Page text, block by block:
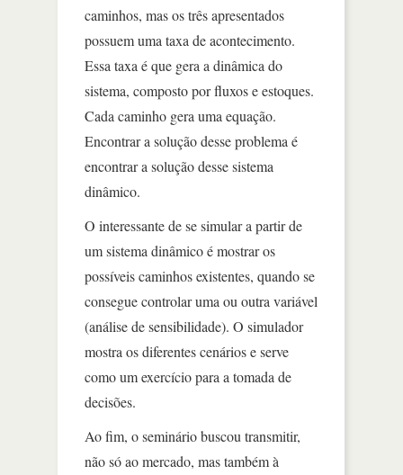
caminhos, mas os três apresentados
possuem uma taxa de acontecimento.
Essa taxa é que gera a dinâmica do
sistema, composto por fluxos e estoques.
Cada caminho gera uma equação.
Encontrar a solução desse problema é
encontrar a solução desse sistema
dinâmico.
O interessante de se simular a partir de
um sistema dinâmico é mostrar os
possíveis caminhos existentes, quando se
consegue controlar uma ou outra variável
(análise de sensibilidade). O simulador
mostra os diferentes cenários e serve
como um exercício para a tomada de
decisões.
Ao fim, o seminário buscou transmitir,
não só ao mercado, mas também à